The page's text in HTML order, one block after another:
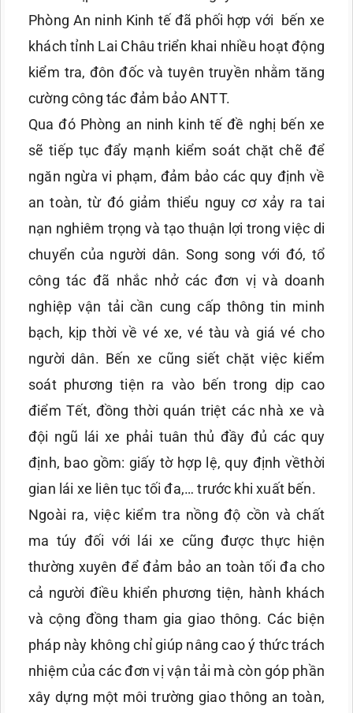
Phòng An ninh Kinh tế đã phối hợp với bến xe
khách tỉnh Lai Châu triển khai nhiều hoạt động
kiểm tra, đôn đốc và tuyên truyền nhằm tăng
cường công tác đảm bảo ANTT.
Qua đó Phòng an ninh kinh tế đề nghị bến xe
sẽ tiếp tục đẩy mạnh kiểm soát chặt chẽ để
ngăn ngừa vi phạm, đảm bảo các quy định về
an toàn, từ đó giảm thiểu nguy cơ xảy ra tai
nạn nghiêm trọng và tạo thuận lợi trong việc di
chuyển của người dân. Song song với đó, tổ
công tác đã nhắc nhở các đơn vị và doanh
nghiệp vận tải cần cung cấp thông tin minh
bạch, kịp thời về vé xe, vé tàu và giá vé cho
người dân. Bến xe cũng siết chặt việc kiểm
soát phương tiện ra vào bến trong dịp cao
điểm Tết, đồng thời quán triệt các nhà xe và
đội ngũ lái xe phải tuân thủ đầy đủ các quy
định, bao gồm: giấy tờ hợp lệ, quy định vềthời
gian lái xe liên tục tối đa,… trước khi xuất bến.
Ngoài ra, việc kiểm tra nồng độ cồn và chất
ma túy đối với lái xe cũng được thực hiện
thường xuyên để đảm bảo an toàn tối đa cho
cả người điều khiển phương tiện, hành khách
và cộng đồng tham gia giao thông. Các biện
pháp này không chỉ giúp nâng cao ý thức trách
nhiệm của các đơn vị vận tải mà còn góp phần
xây dựng một môi trường giao thông an toàn,